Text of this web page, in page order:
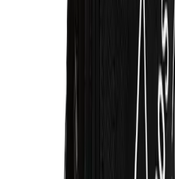
Makyaj Çantalarının Gece
Kullanımı: Moda ve Stil
Makyaj çantalarının gece çantası
yaratıcı bir tercih olarak öne çıkıyor.
bu kullanımda önemli rol oynuyor.